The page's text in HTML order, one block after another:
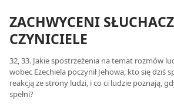
ZACHWYCENI
CZYNICIELE
32, 33. Jakie spostrzeżenia na temat rozmów
wobec Ezechiela poczynił Jehowa, kto się dziś
reakcją ze strony ludzi, i co ci ludzie poznają,
spełni?